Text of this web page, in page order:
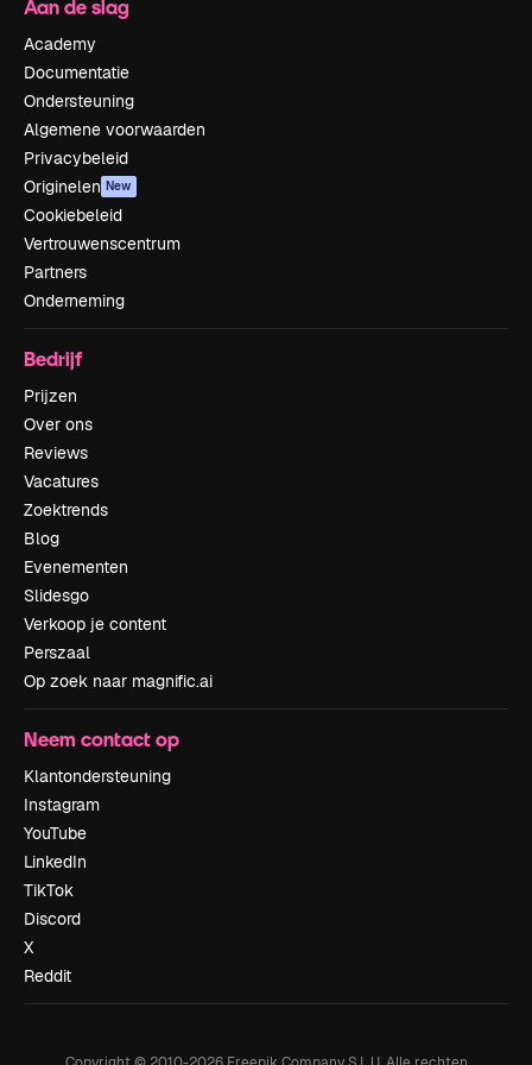
Aan de slag
Academy
Documentatie
Ondersteuning
Algemene voorwaarden
Privacybeleid
Originelen New
Cookiebeleid
Vertrouwenscentrum
Partners
Onderneming
Bedrijf
Prijzen
Over ons
Reviews
Vacatures
Zoektrends
Blog
Evenementen
Slidesgo
Verkoop je content
Perszaal
Op zoek naar magnific.ai
Neem contact op
Klantondersteuning
Instagram
YouTube
LinkedIn
TikTok
Discord
X
Reddit